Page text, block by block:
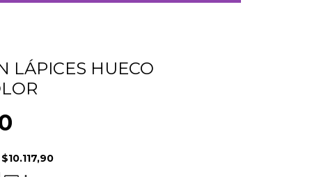
LÁPICES HUECO
$10.117,90